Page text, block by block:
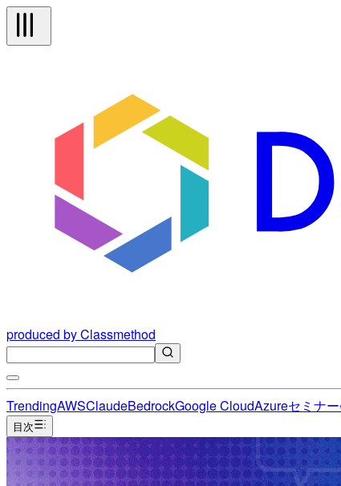
produced by Classmethod
TrendingAWSClaudeBedrockGoogle CloudAzureセミナー
目次